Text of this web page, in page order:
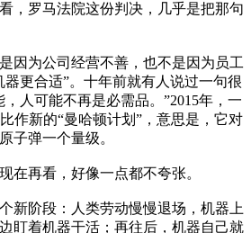
，罗马法院这份判决，几乎是把那句
因为公司经营不善，也不是因为员工
更合适”。十年前就有人说过一句很
人可能不再是必需品。”2015年，一
作新的“曼哈顿计划”，意思是，它对
子弹一个量级。
在再看，好像一点都不夸张。
新阶段：人类劳动慢慢退场，机器上
盯着机器干活；再往后，机器自己就